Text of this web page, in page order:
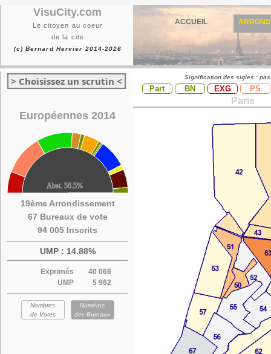
VisuCity.com
Le citoyen au coeur
de la cité
(c) Bernard Hervier 2014-2026
ACCUEIL
> Choisissez un scrutin <
Européennes 2014
19ème Arrondissement
67 Bureaux de vote
94 005 Inscrits
UMP : 14.88%
Exprimés
40 066
UMP
5 962
Nombres
de Votes
Numéros
des Bureaux
Signification des sigles :
Part BN EXG PS
Paris